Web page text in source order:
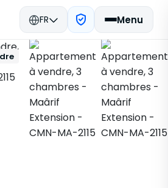
FR Menu
Acheter
Appartement
CMN-MA-2115
Enregistrer